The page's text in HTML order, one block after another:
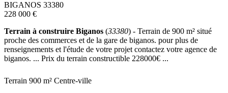
BIGANOS 33380
228 000 €
Terrain à construire Biganos (33380) - Terrain de 900 m² situé
proche des commerces et de la gare de biganos. pour plus de
renseignements et l'étude de votre projet contactez votre agence de
biganos. ... Prix du terrain constructible 228000€ ...
Terrain 900 m² Centre-ville